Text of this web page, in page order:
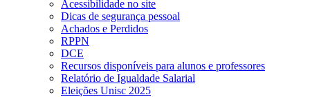
Acessibilidade no site
Dicas de segurança pessoal
Achados e Perdidos
RPPN
DCE
Recursos disponíveis para alunos e professores
Relatório de Igualdade Salarial
Eleições Unisc 2025